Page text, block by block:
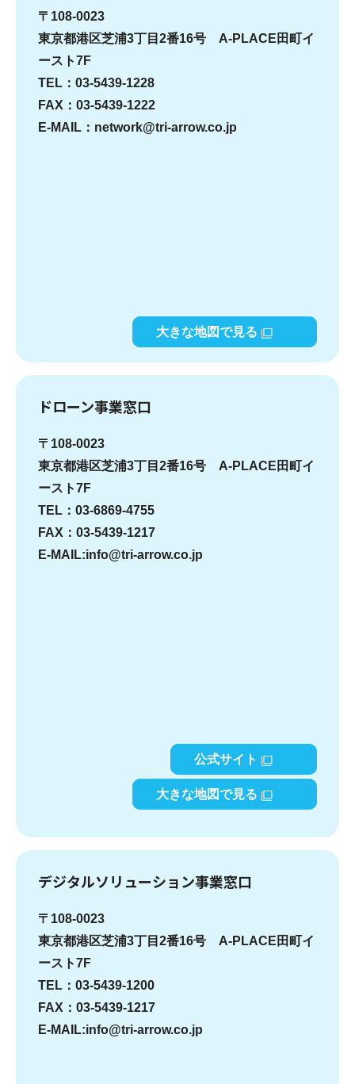
〒108-0023
東京都港区芝浦3丁目2番16号 A-PLACE田町イ
ースト7F
TEL：03-5439-1228
FAX：03-5439-1222
E-MAIL：network@tri-arrow.co.jp
大きな地図で見る
ドローン事業窓口
〒108-0023
東京都港区芝浦3丁目2番16号 A-PLACE田町イ
ースト7F
TEL：03-6869-4755
FAX：03-5439-1217
E-MAIL:info@tri-arrow.co.jp
公式サイト
大きな地図で見る
デジタルソリューション事業窓口
〒108-0023
東京都港区芝浦3丁目2番16号 A-PLACE田町イ
ースト7F
TEL：03-5439-1200
FAX：03-5439-1217
E-MAIL:info@tri-arrow.co.jp